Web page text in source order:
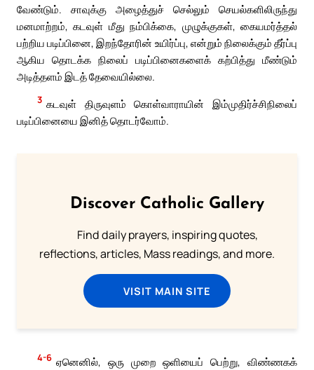
வேண்டும். சாவுக்கு அழைத்துச் செல்லும் செயல்களிலிருந்து
மனமாற்றம், கடவுள் மீது நம்பிக்கை, முழுக்குகள், கையமர்த்தல்
பற்றிய படிப்பினை, இறந்தோரின் உயிர்ப்பு, என்றும் நிலைக்கும் தீர்ப்பு
ஆகிய தொடக்க நிலைப் படிப்பினைகளைக் கற்பித்து மீண்டும்
அடித்தளம் இடத் தேவையில்லை.
3 கடவுள் திருவுளம் கொள்வாராயின் இம்முதிர்ச்சிநிலைப்
படிப்பினையை இனித் தொடர்வோம்.
Discover Catholic Gallery
Find daily prayers, inspiring quotes,
reflections, articles, Mass readings, and more.
VISIT MAIN SITE
4-6 ஏனெனில், ஒரு முறை ஒளியைப் பெற்று, விண்ணகக்